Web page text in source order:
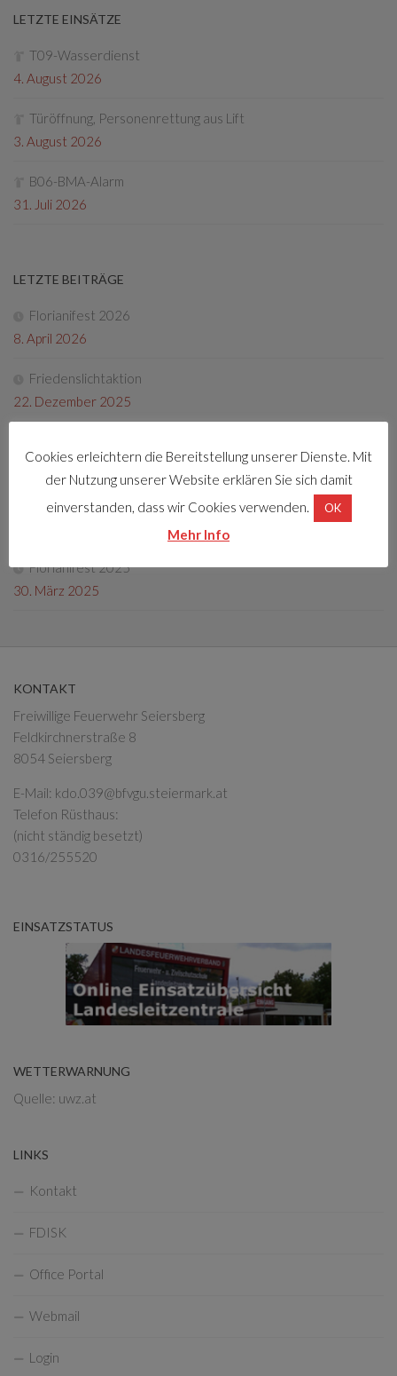
LETZTE EINSÄTZE
T09-Wasserdienst
4. August 2026
Türöffnung, Personenrettung aus Lift
3. August 2026
B06-BMA-Alarm
31. Juli 2026
LETZTE BEITRÄGE
Florianifest 2026
8. April 2026
Friedenslichtaktion
22. Dezember 2025
4. Oktober 2025
Fotos Florianifest 2025
Florianifest 2025
30. März 2025
KONTAKT
Freiwillige Feuerwehr Seiersberg
Feldkirchnerstraße 8
8054 Seiersberg
E-Mail: kdo.039@bfvgu.steiermark.at
Telefon Rüsthaus:
(nicht ständig besetzt)
0316/255520
EINSATZSTATUS
WETTERWARNUNG
Quelle: uwz.at
LINKS
Kontakt
FDISK
Office Portal
Webmail
Login
Cookies erleichtern die Bereitstellung unserer Dienste. Mit
der Nutzung unserer Website erklären Sie sich damit
einverstanden, dass wir Cookies verwenden.
OK
Mehr Info